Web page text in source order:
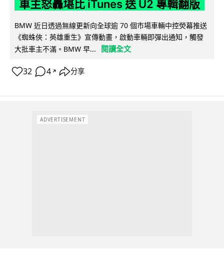
車主怒轟堪比 iTunes 送 U2 專輯翻版
BMW 近日透過無線更新向全球逾 70 個市場車輛中控熒幕推送
《蜘蛛俠：英雄重生》宣傳動畫，啟動車輛即彈出通知，觸發
大批車主不滿。BMW 早...
閱讀全文
32 4 ↗ 分享
ADVERTISEMENT